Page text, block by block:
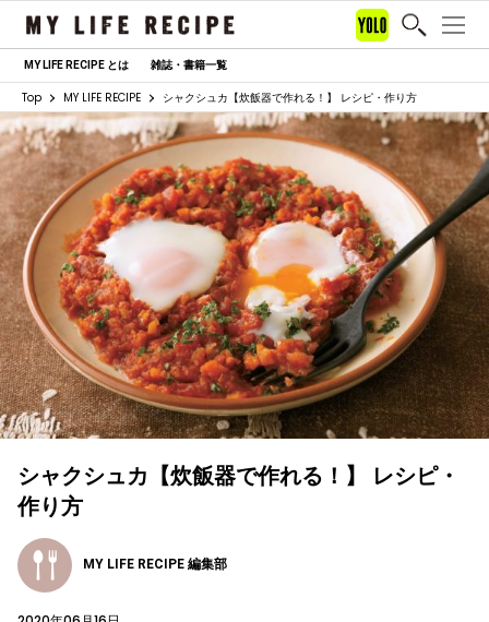
MY LIFE RECIPE とは 雑誌・書籍一覧
Top MY LIFE RECIPE シャクシュカ【炊飯器で作れる！】 レシピ・作り方
シャクシュカ【炊飯器で作れる！】 レシピ・
作り方
MY LIFE RECIPE 編集部